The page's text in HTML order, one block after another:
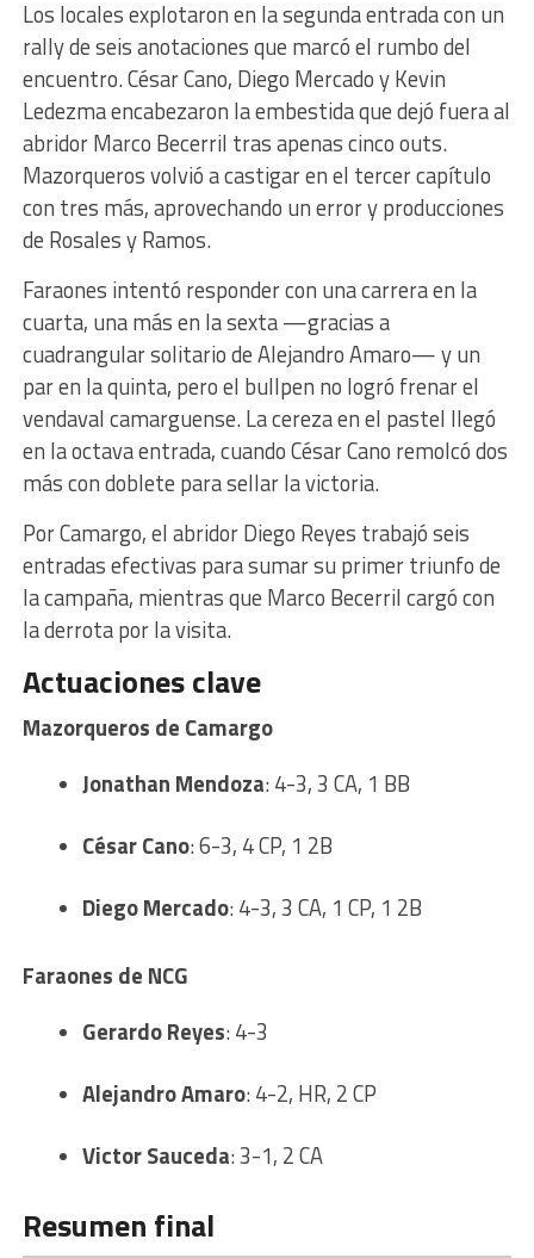
Los locales explotaron en la segunda entrada con un
rally de seis anotaciones que marcó el rumbo del
encuentro. César Cano, Diego Mercado y Kevin
Ledezma encabezaron la embestida que dejó fuera al
abridor Marco Becerril tras apenas cinco outs.
Mazorqueros volvió a castigar en el tercer capítulo
con tres más, aprovechando un error y producciones
de Rosales y Ramos.
Faraones intentó responder con una carrera en la
cuarta, una más en la sexta —gracias a
cuadrangular solitario de Alejandro Amaro— y un
par en la quinta, pero el bullpen no logró frenar el
vendaval camarguense. La cereza en el pastel llegó
en la octava entrada, cuando César Cano remolcó dos
más con doblete para sellar la victoria.
Por Camargo, el abridor Diego Reyes trabajó seis
entradas efectivas para sumar su primer triunfo de
la campaña, mientras que Marco Becerril cargó con
la derrota por la visita.
Actuaciones clave
Mazorqueros de Camargo
Jonathan Mendoza: 4-3, 3 CA, 1 BB
César Cano: 6-3, 4 CP, 1 2B
Diego Mercado: 4-3, 3 CA, 1 CP, 1 2B
Faraones de NCG
Gerardo Reyes: 4-3
Alejandro Amaro: 4-2, HR, 2 CP
Victor Sauceda: 3-1, 2 CA
Resumen final